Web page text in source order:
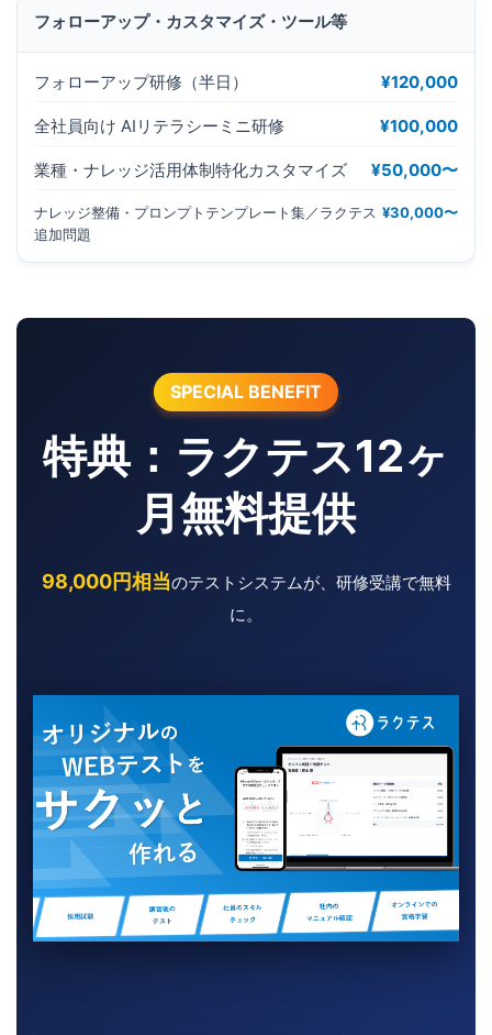
フォローアップ・カスタマイズ・ツール等
フォローアップ研修（半日） ¥120,000
全社員向け AIリテラシーミニ研修 ¥100,000
業種・ナレッジ活用体制特化カスタマイズ ¥50,000〜
ナレッジ整備・プロンプトテンプレート集／ラクテス
追加問題
¥30,000〜
SPECIAL BENEFIT
特典：ラクテス12ヶ
月無料提供
98,000円相当のテストシステムが、研修受講で無料
に。